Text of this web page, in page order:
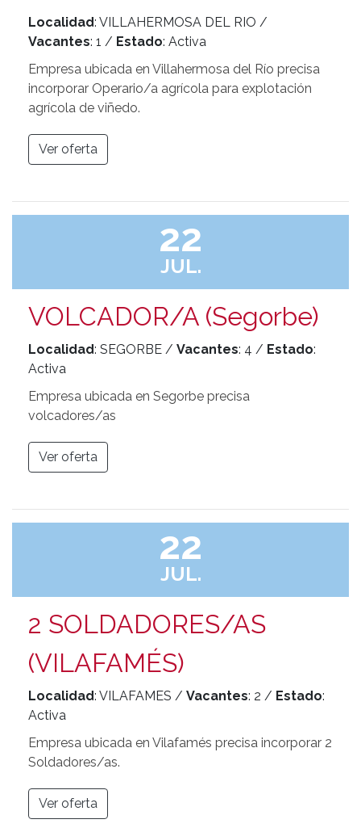
Localidad: VILLAHERMOSA DEL RIO /
Vacantes: 1 / Estado: Activa
Empresa ubicada en Villahermosa del Río precisa
incorporar Operario/a agrícola para explotación
agrícola de viñedo.
Ver oferta
22
JUL.
VOLCADOR/A (Segorbe)
Localidad: SEGORBE / Vacantes: 4 / Estado:
Activa
Empresa ubicada en Segorbe precisa
volcadores/as
Ver oferta
22
JUL.
2 SOLDADORES/AS
(VILAFAMÉS)
Localidad: VILAFAMES / Vacantes: 2 / Estado:
Activa
Empresa ubicada en Vilafamés precisa incorporar 2
Soldadores/as.
Ver oferta